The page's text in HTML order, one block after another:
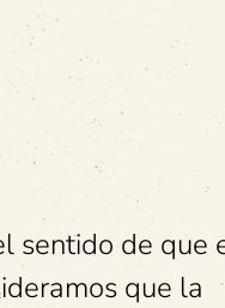
sentido de que
que la